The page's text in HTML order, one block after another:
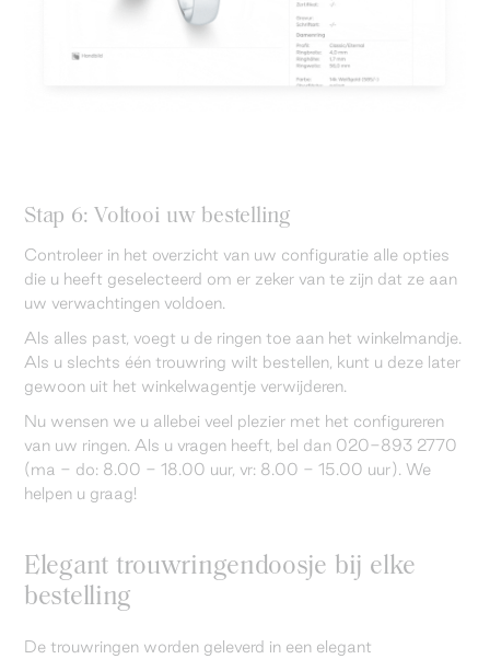
Stap 6: Voltooi uw bestelling
Controleer in het overzicht van uw configuratie alle opties
die u heeft geselecteerd om er zeker van te zijn dat ze aan
uw verwachtingen voldoen.
Als alles past, voegt u de ringen toe aan het winkelmandje.
Als u slechts één trouwring wilt bestellen, kunt u deze later
gewoon uit het winkelwagentje verwijderen.
Nu wensen we u allebei veel plezier met het configureren
van uw ringen. Als u vragen heeft, bel dan 020-893 2770
(ma - do: 8.00 - 18.00 uur, vr: 8.00 - 15.00 uur). We
helpen u graag!
Elegant trouwringendoosje bij elke
bestelling
De trouwringen worden geleverd in een elegant